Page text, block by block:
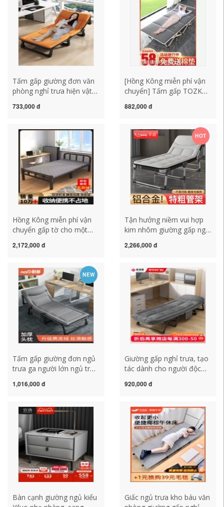
Tấm gấp giường đơn văn
phòng nghỉ trưa hiện vật
bẹp đầu bệnh viện hộ tống
733,000 đ
[Hồng Kông miễn phí vận
chuyển] Tấm gấp TOZK
ngủ trưa ghế phòng chờ ở
di động
882,000 đ
Hồng Kông miễn phí vận
chuyển gấp tờ cho một
giường ngủ trưa văn
ngủ trưa cũi cho thuê nhà
2,172,000 đ
HOT
Tận hưởng niềm vui hợp
kim nhôm giường gấp ngủ
đơn nghỉ trưa tạo tác
di động
2,266,000 đ
NEW
Tấm gấp giường đơn ngủ
trưa ga người lớn ngủ trưa
tại nhà ngủ văn phòng di
1,016,000 đ
Giường gấp nghỉ trưa, tạo
tác dành cho người độc
giường trại ngủ trưa văn
động, ghế tựa đa chức
năng
920,000 đ
Bàn cạnh giường ngủ kiểu
Giấc ngủ trưa kho báu văn